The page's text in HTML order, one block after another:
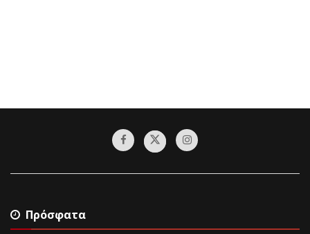
Πρόσφατα